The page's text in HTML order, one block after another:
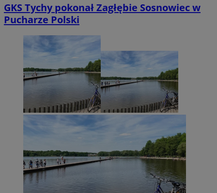
GKS Tychy pokonał Zagłębie Sosnowiec w
Pucharze Polski